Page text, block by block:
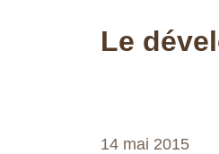
Le
14 mai 2015